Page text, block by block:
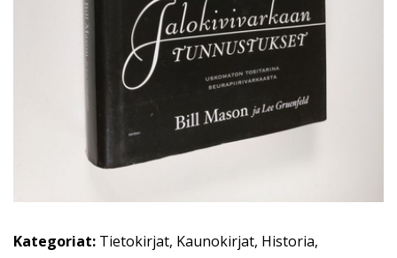
Kategoriat: Tietokirjat, Kaunokirjat, Historia,